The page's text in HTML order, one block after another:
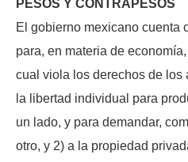
PESOS Y CONTRAPESOS
El gobierno mexicano cuenta
para, en materia de
cual viola los derechos de los
la libertad individual para
un lado, y para demandar,
otro, y 2) a la propiedad